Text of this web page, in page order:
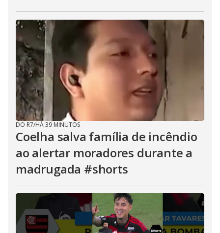
DO R7/HÁ 39 MINUTOS
Coelha salva família de incêndio
ao alertar moradores durante a
madrugada #shorts